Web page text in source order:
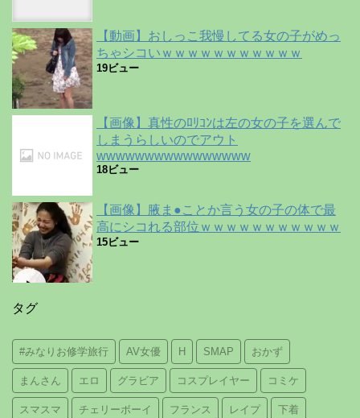
【動画】おしっこ我慢してる女の子がめっ
ちゃシコいｗｗｗｗｗｗｗｗｗｗｗ
19ビュー
【画像】真性のﾛﾘｺﾝは左の女の子を選んで
しまうらしいのでアウト
wwwwwwwwwwwwwwww
18ビュー
【画像】腋ま●ことか言う女の子の体で最
高にシコれる部位ｗｗｗｗｗｗｗｗｗｗｗ
15ビュー
タグ
#みなりお修学旅行 AV女優 H SMAP おかず
まんさん エロ グラビア コスプレイヤー コミケ
スマスマ チェリーボーイ フランス レイプ 下着